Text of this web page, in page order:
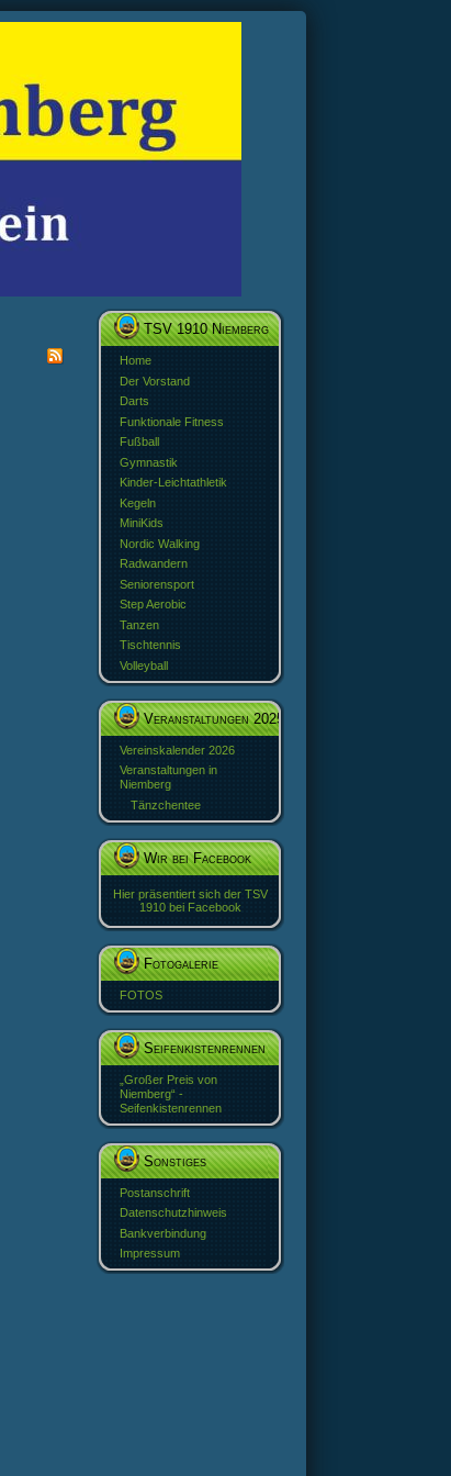
TSV 1910 Niemberg
Home
Der Vorstand
Darts
Funktionale Fitness
Fußball
Gymnastik
Kinder-Leichtathletik
Kegeln
MiniKids
Nordic Walking
Radwandern
Seniorensport
Step Aerobic
Tanzen
Tischtennis
Volleyball
Veranstaltungen 2025
Vereinskalender 2026
Veranstaltungen in
Niemberg
Tänzchentee
Wir bei Facebook
Hier präsentiert sich der TSV
1910 bei Facebook
Fotogalerie
FOTOS
Seifenkistenrennen
„Großer Preis von
Niemberg“ -
Seifenkistenrennen
Sonstiges
Postanschrift
Datenschutzhinweis
Bankverbindung
Impressum